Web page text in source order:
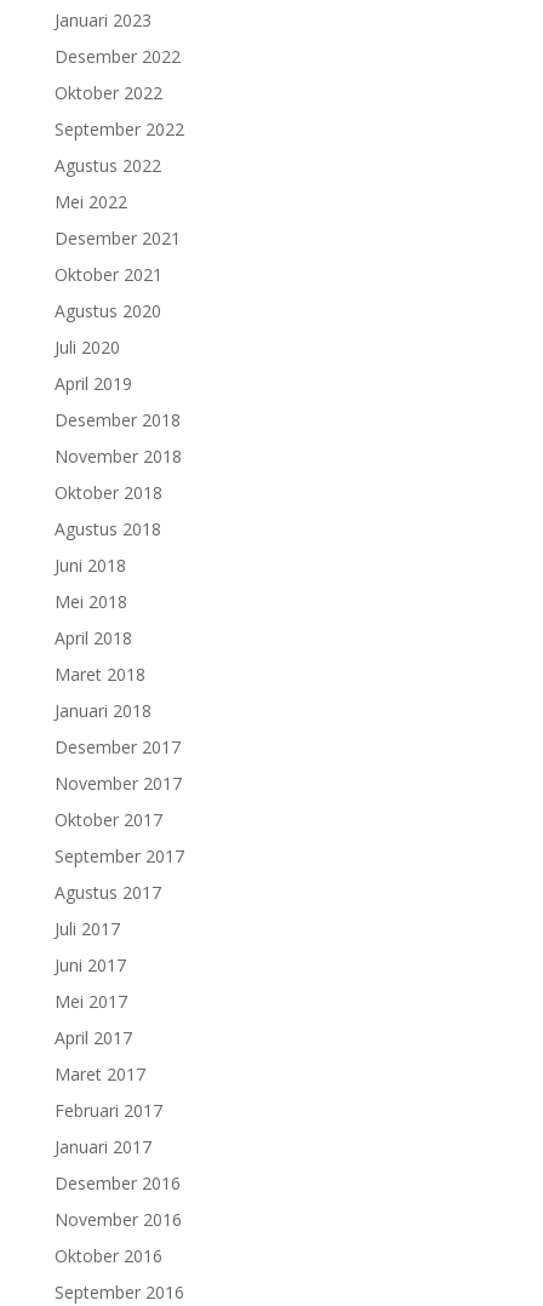
Januari 2023
Desember 2022
Oktober 2022
September 2022
Agustus 2022
Mei 2022
Desember 2021
Oktober 2021
Agustus 2020
Juli 2020
April 2019
Desember 2018
November 2018
Oktober 2018
Agustus 2018
Juni 2018
Mei 2018
April 2018
Maret 2018
Januari 2018
Desember 2017
November 2017
Oktober 2017
September 2017
Agustus 2017
Juli 2017
Juni 2017
Mei 2017
April 2017
Maret 2017
Februari 2017
Januari 2017
Desember 2016
November 2016
Oktober 2016
September 2016